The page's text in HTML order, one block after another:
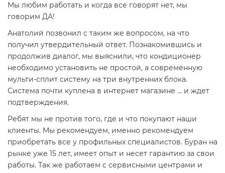
Мы любим работать и когда все говорят нет, мы
говорим ДА!
Анатолий позвонил с таким же вопросом, на что
получил утвердительный ответ. Познакомившись и
продолжив диалог, мы выяснили, что кондиционер
необходимо установить не простой, а современную
мульти-сплит систему на три внутренних блока.
Система почти куплена в интернет магазине ... и ждет
подтверждения.
Ребят мы не против того, где и что покупают наши
клиенты. Мы рекомендуем, именно рекомендуем
приобретать все у профильных специалистов. Буран на
рынке уже 15 лет, имеет опыт и несет гарантию за свои
работы. Так же работаем с сервисными центрами и